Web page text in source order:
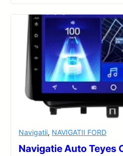
Navigatii, NAVIGATII FORD
Navigatie Auto Teyes